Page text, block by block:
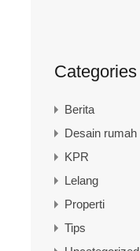
Categories
Berita
Desain rumah
KPR
Lelang
Properti
Tips